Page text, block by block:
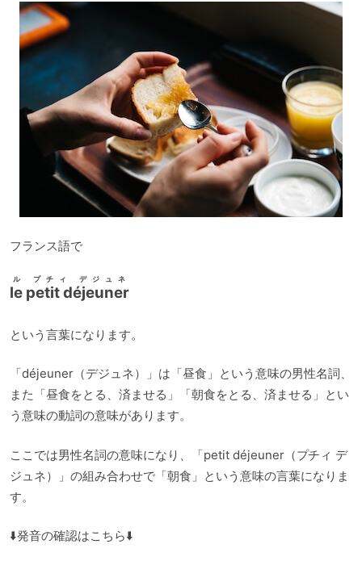
ヤ
ー
フランス語で
le petit déjeuner
ル プチィ デジュネ
という言葉になります。
「déjeuner（デジュネ）」は「昼食」という意味の男性名詞、
また「昼食をとる、済ませる」「朝食をとる、済ませる」とい
う意味の動詞の意味があります。
ここでは男性名詞の意味になり、「petit déjeuner（プチィ デ
ジュネ）」の組み合わせで「朝食」という意味の言葉になりま
す。
⬇️発音の確認はこちら⬇️